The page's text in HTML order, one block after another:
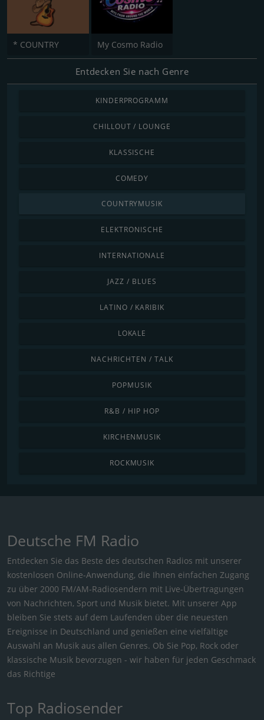
* COUNTRY My Cosmo Radio
Entdecken Sie nach Genre
KINDERPROGRAMM
CHILLOUT / LOUNGE
KLASSISCHE
COMEDY
COUNTRYMUSIK
ELEKTRONISCHE
INTERNATIONALE
JAZZ / BLUES
LATINO / KARIBIK
LOKALE
NACHRICHTEN / TALK
POPMUSIK
R&B / HIP HOP
KIRCHENMUSIK
ROCKMUSIK
Deutsche FM Radio
Entdecken Sie das Beste des deutschen Radios mit unserer
kostenlosen Online-Anwendung, die Ihnen einfachen Zugang
zu über 2000 FM/AM-Radiosendern mit Live-Übertragungen
von Nachrichten, Sport und Musik bietet. Mit unserer App
bleiben Sie stets auf dem Laufenden über die neuesten
Ereignisse in Deutschland und genießen eine vielfältige
Auswahl an Musik aus allen Genres. Ob Sie Pop, Rock oder
klassische Musik bevorzugen - wir haben für jeden Geschmack
das Richtige
Top Radiosender